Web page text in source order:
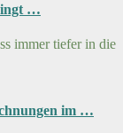
…
immer tiefer in die
im …